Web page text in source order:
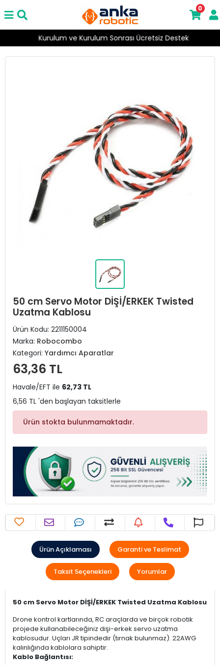
Kurulum ve Kurulum Sonrası Ücretsiz Destek
0
50 cm Servo Motor DİŞİ/ERKEK Twisted
Uzatma Kablosu
Ürün Kodu: 2211150004
Marka: Robocombo
Kategori: Yardımcı Aparatlar
63,36 TL
Havale/EFT ile 62,73 TL
6,56 TL 'den başlayan taksitlerle
Ürün stokta bulunmamaktadır.
Ürün Açıklaması Garanti ve Teslimat
Taksit Seçenekleri Yorumlar
50 cm Servo Motor DİŞİ/ERKEK Twisted Uzatma Kablosu
Drone kontrol kartlarında, RC araçlarda ve birçok robotik
projede kullanabileceğiniz dişi-erkek servo uzatma
kablosudur. Uçları JR tipindedir (tırnak bulunmaz). 22AWG
kalınlığında kablolara sahiptir.
Kablo Bağlantısı: